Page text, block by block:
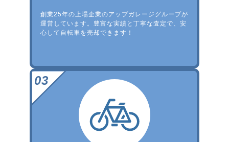
創業25年の上場企業のアップガレージグループが
運営しています。豊富な実績と丁寧な査定で、安
心して自転車を売却できます！